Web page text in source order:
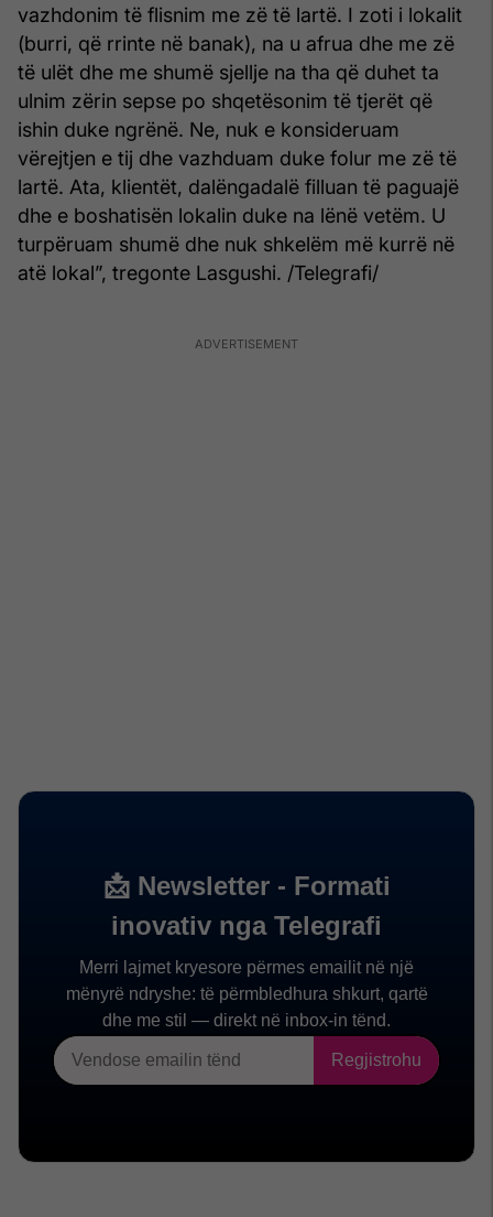
vazhdonim të flisnim me zë të lartë. I zoti i lokalit
(burri, që rrinte në banak), na u afrua dhe me zë
të ulët dhe me shumë sjellje na tha që duhet ta
ulnim zërin sepse po shqetësonim të tjerët që
ishin duke ngrënë. Ne, nuk e konsideruam
vërejtjen e tij dhe vazhduam duke folur me zë të
lartë. Ata, klientët, dalëngadalë filluan të paguajë
dhe e boshatisën lokalin duke na lënë vetëm. U
turpëruam shumë dhe nuk shkelëm më kurrë në
atë lokal”, tregonte Lasgushi. /Telegrafi/